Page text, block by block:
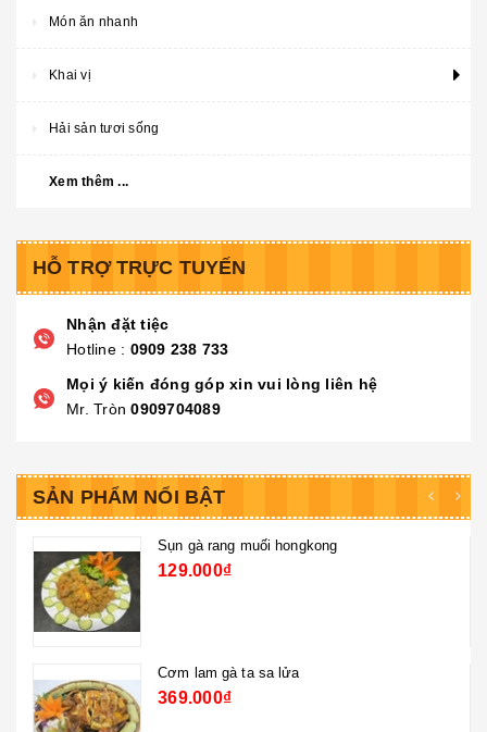
Món ăn nhanh
Khai vị
Hải sản tươi sống
Xem thêm ...
HỖ TRỢ TRỰC TUYẾN
Nhận đặt tiệc
Hotline : 0909 238 733
Mọi ý kiến đóng góp xin vui lòng liên hệ
Mr. Tròn 0909704089
SẢN PHẨM NỔI BẬT
Gà ta ba món
399.000₫
Lưỡi vịt sapo
149.000₫